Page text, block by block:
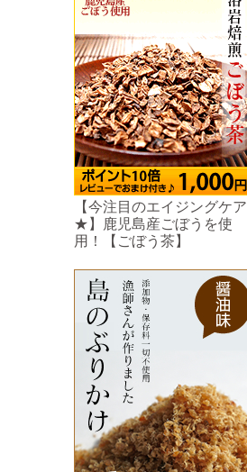
【今注目のエイジングケア
★】鹿児島産ごぼうを使
用！【ごぼう茶】